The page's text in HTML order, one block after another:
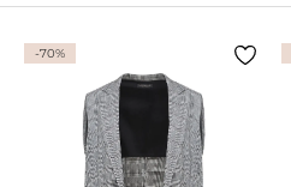
-70%